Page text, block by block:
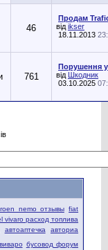
46
Продам
від ikser
18.11.2013
761
Порушення
від Шкодник
03.10.2025
nemo отзывы fiat
vivaro расход топлива
автоаптечка авториа
бусовод форум